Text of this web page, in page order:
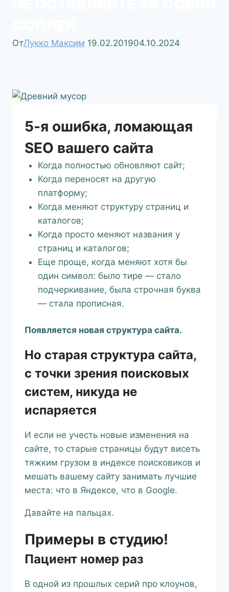
ОтЛукко Максим 19.02.201904.10.2024
5-я ошибка, ломающая
SEO вашего сайта
Когда полностью обновляют сайт;
Когда переносят на другую
платформу;
Когда меняют структуру страниц и
каталогов;
Когда просто меняют названия у
страниц и каталогов;
Еще проще, когда меняют хотя бы
один символ: было тире — стало
подчеркивание, была строчная буква
— стала прописная.
Появляется новая структура сайта.
Но старая структура сайта,
с точки зрения поисковых
систем, никуда не
испаряется
И если не учесть новые изменения на
сайте, то старые страницы будут висеть
тяжким грузом в индексе поисковиков и
мешать вашему сайту занимать лучшие
места: что в Яндексе, что в Google.
Давайте на пальцах.
Примеры в студию!
Пациент номер раз
В одной из прошлых серий про клоунов,